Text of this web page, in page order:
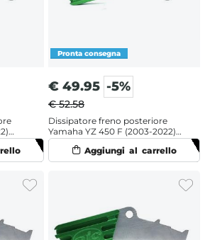
€ 49.95 -5%
€ 52.58
Dissipatore freno posteriore
Yamaha YZ 450 F (2003-2022)
Verde